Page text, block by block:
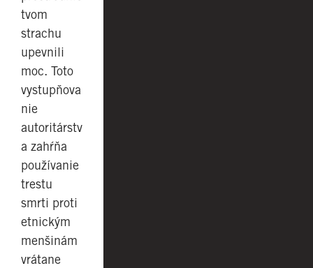
tvom
strachu
upevnili
moc. Toto
vystupňova
nie
autoritárstv
a zahŕňa
používanie
trestu
smrti proti
etnickým
menšinám
vrátane